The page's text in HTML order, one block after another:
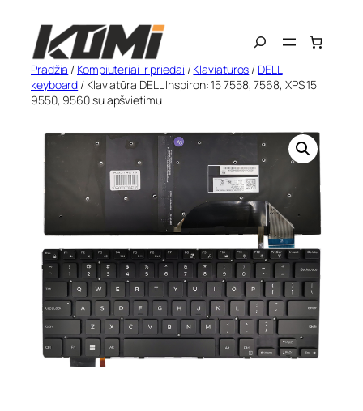
turinio
Search
Pradžia / Kompiuteriai ir priedai /Klaviatūros / DELL
keyboard / Klaviatūra DELL Inspiron: 15 7558, 7568, XPS 15
9550, 9560 su apšvietimu